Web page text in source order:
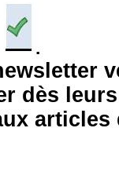
.
dès leurs
articles